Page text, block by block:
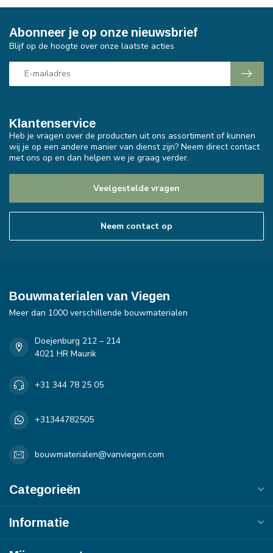
Klantenservice
Heb je vragen over de producten uit ons assortiment of kunnen
wij je op een andere manier van dienst zijn? Neem direct contact
met ons op en dan helpen we je graag verder.
Veelgestelde vragen
Neem contact op
Abonneer je op onze nieuwsbrief
Blijf op de hoogte over onze laatste acties
Bouwmaterialen van Viegen
Meer dan 1000 verschillende bouwmaterialen
Doejenburg 212 – 214
4021 HR Maurik
+31 344 78 25 05
+31344782505
bouwmaterialen@vanviegen.com
Categorieën
Informatie